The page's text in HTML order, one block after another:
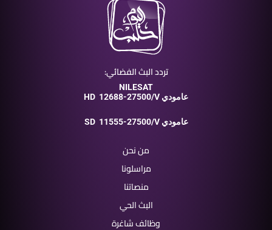
تردد البث الفضائي:
NILESAT
HD
12688-27500/V عامودي
SD 11555-27500/V عامودي
من نحن
مراسلونا
منصاتنا
البث الحي
وظائف شاغرة